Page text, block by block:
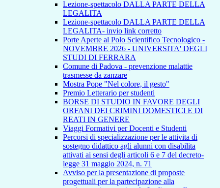
Lezione-spettacolo DALLA PARTE DELLA
LEGALITA
Lezione-spettacolo DALLA PARTE DELLA
LEGALITA- invio link corretto
Porte Aperte al Polo Scientifico Tecnologico -
NOVEMBRE 2026 - UNIVERSITA' DEGLI
STUDI DI FERRARA
Comune di Padova - prevenzione malattie
trasmesse da zanzare
Mostra Pope "Nel colore, il gesto"
Premio Letterario per studenti
BORSE DI STUDIO IN FAVORE DEGLI
ORFANI DEI CRIMINI DOMESTICI E DI
REATI IN GENERE
Viaggi Formativi per Docenti e Studenti
Percorsi di specializzazione per le attivita di
sostegno didattico agli alunni con disabilita
attivati ai sensi degli articoli 6 e 7 del decreto-
legge 31 maggio 2024, n. 71
Avviso per la presentazione di proposte
progettuali per la partecipazione alla